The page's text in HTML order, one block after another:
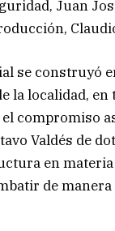
Juan
se construyó
la localidad,
compromiso
Valdés de
en materia
de